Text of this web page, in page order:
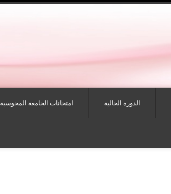
امتحانات الجامعة المحوسبة الدورة الحالية